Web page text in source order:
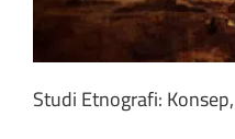
Studi Etnografi: